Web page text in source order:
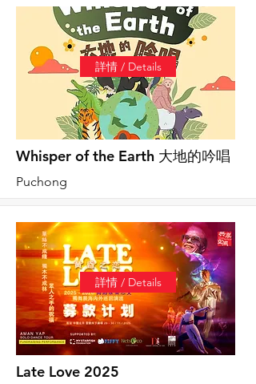
詳情 / Details
Whisper of the Earth 大地的吟唱
Puchong
詳情 / Details
Late Love 2025